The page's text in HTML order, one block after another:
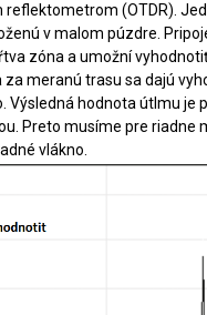
(OTDR).
v malom púzdre.
zóna a umožní
meranú trasu sa dajú
Výsledná hodnota útlmu
Preto musíme pre riadne
vlákno.